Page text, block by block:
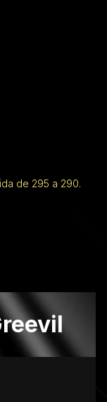
de 295 a 290.